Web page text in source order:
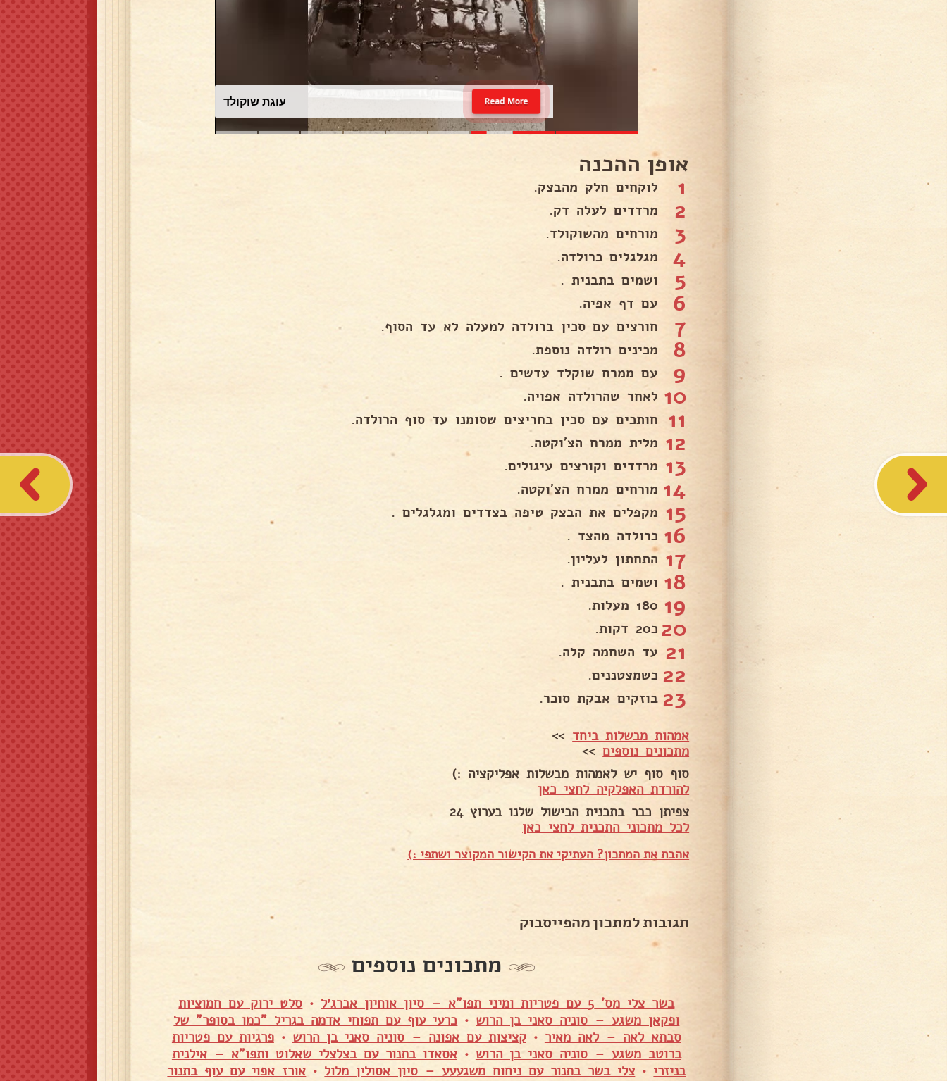
עוגת שוקולד Read More
אופן ההכנה
1 לוקחים חלק מהבצק.
2 מרדדים לעלה דק.
3 מורחים מהשוקולד.
4 מגלגלים כרולדה.
5 ושמים בתבנית .
6 עם דף אפיה.
7 חורצים עם סכין ברולדה למעלה לא עד הסוף.
8 מכינים רולדה נוספת.
9 עם ממרח שוקלד עדשים .
10 לאחר שהרולדה אפויה.
11 חותכים עם סכין בחריצים שסומנו עד סוף הרולדה.
12 מלית ממרח הצ'וקטה.
13 מרדדים וקורצים עיגולים.
14 מורחים ממרח הצ'וקטה.
15 מקפלים את הבצק טיפה בצדדים ומגלגלים .
16 כרולדה מהצד .
17 התחתון לעליון.
18 ושמים בתבנית .
19 180 מעלות.
20 כ20 דקות.
21 עד השחמה קלה.
22 כשמצטננים.
23 בוזקים אבקת סוכר.
אמהות מבשלות ביחד >>
מתכונים נוספים>>
סוף סוף יש לאמהות מבשלות אפליקציה :)
להורדת האפלקיה לחצי כאן
צפיתן כבר בתכנית הבישול שלנו בערוץ 24
לכל מתכוני התכנית לחצי כאן
אהבת את המתכון? העתיקי את הקישור המקוצר ושתפי :)
תגובות למתכון מהפייסבוק
מתכונים נוספים
בשר צלי מס' 5 עם פטריות ומיני תפו"א – סיון אוחיון אברג׳ל • סלט ירוק עם חמוציות
ופקאן משגע – סוניה סאני בן הרוש • כרעי עוף עם תפוחי אדמה בגריל "כמו בסופר" של
סבתא לאה – לאה מאיר •קציצות עם אפונה – סוניה סאני בן הרוש •פרגיות עם פטריות
ברוטב משגע – סוניה סאני בן הרוש •אסאדו בתנור עם בצלצלי שאלוט ותפו"א – אילנית
בניזרי • צלי בשר בתנור עם ניחוח משגעעע – סיון אסולין מלול • אורז אפוי עם עוף בתנור